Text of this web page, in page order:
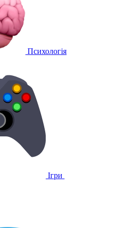
Психологія
Ігри